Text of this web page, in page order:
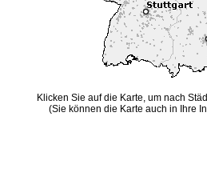
Klicken Sie auf die Karte, um nach
(Sie können die Karte auch in Ihre